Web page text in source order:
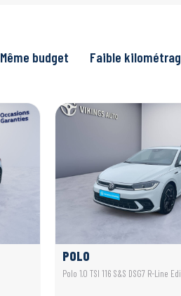
Même budget Faible
POLO
Polo 1.0 TSI 116 S&S DSG7 R-Line